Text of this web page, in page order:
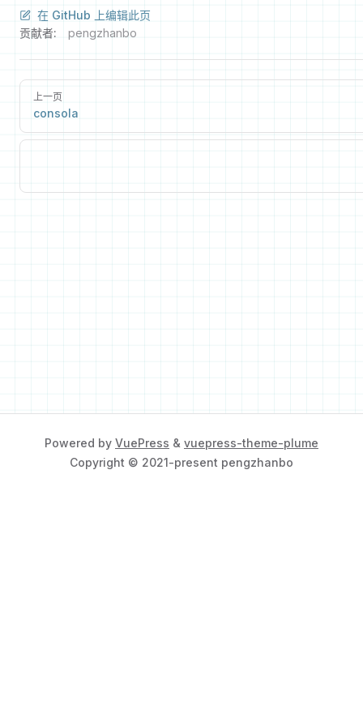
在 GitHub 上编辑此页
贡献者:
pengzhanbo
上一页
consola
Powered by VuePress & vuepress-theme-plume
Copyright © 2021-present pengzhanbo